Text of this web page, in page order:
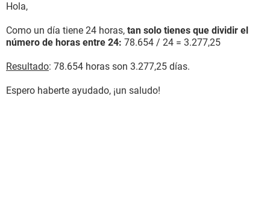
Hola,
Como un día tiene 24 horas, tan solo tienes que dividir el
número de horas entre 24: 78.654 / 24 = 3.277,25
Resultado: 78.654 horas son 3.277,25 días.
Espero haberte ayudado, ¡un saludo!